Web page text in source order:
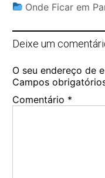
Onde Ficar em
Deixe um
O seu endereço de
Campos
Comentário *